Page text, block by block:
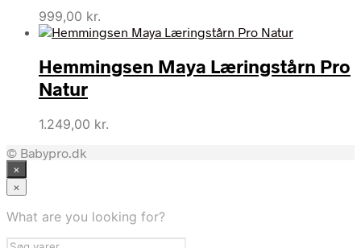
999,00 kr.
Hemmingsen Maya Læringstårn Pro
Natur
1.249,00 kr.
© Babypro.dk
×
×
What are you looking for?